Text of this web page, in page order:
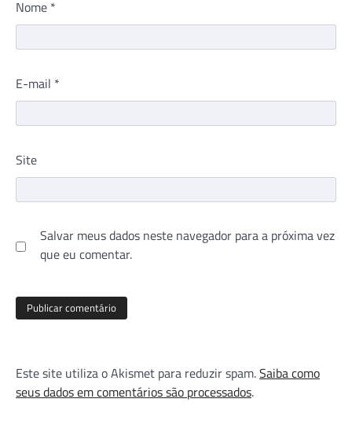
Nome *
E-mail *
Site
Salvar meus dados neste navegador para a próxima vez
que eu comentar.
Este site utiliza o Akismet para reduzir spam.Saiba como
seus dados em comentários são processados.